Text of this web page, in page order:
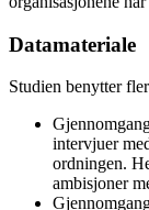
Datamateriale
Studien benytter
intervjuer
ordningen.
ambisjoner